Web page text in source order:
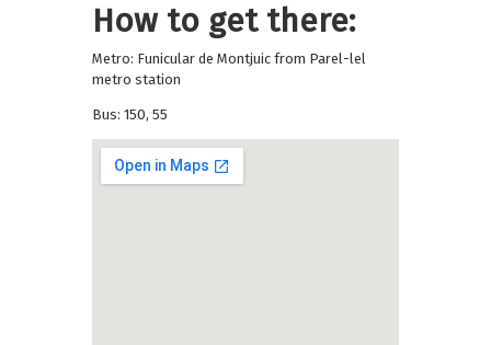
How to get there:
Metro: Funicular de Montjuic from Parel-lel
metro station
Bus: 150, 55